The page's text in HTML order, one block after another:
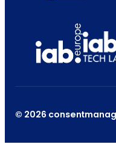
© 2026